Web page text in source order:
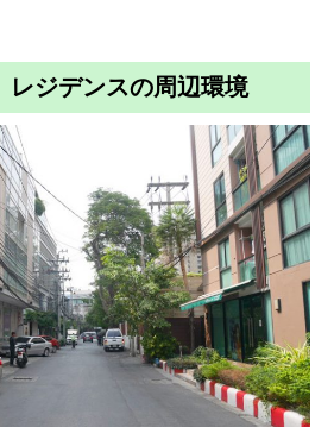
レジデンスの周辺環境